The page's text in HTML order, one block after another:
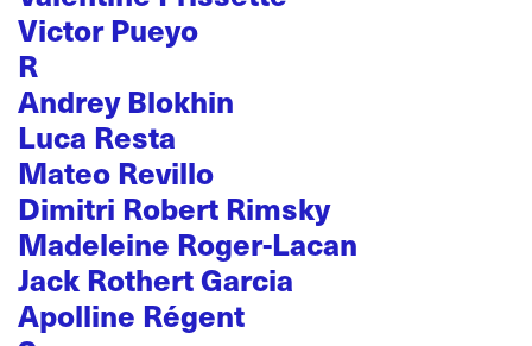
Victor Pueyo
R
Andrey Blokhin
Luca Resta
Mateo Revillo
Dimitri Robert Rimsky
Madeleine Roger-Lacan
Jack Rothert Garcia
Apolline Régent